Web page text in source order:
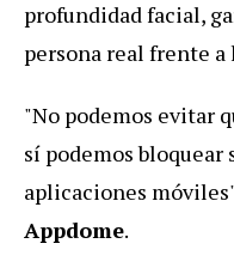
profundidad facial,
persona real frente a
"No podemos evitar
sí podemos bloquear
aplicaciones
Appdome.